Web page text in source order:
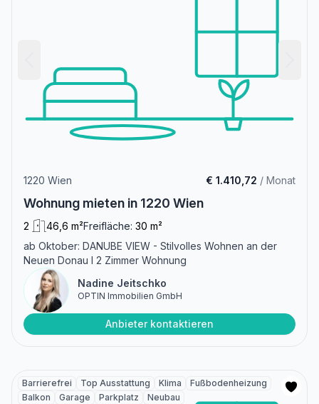
1220 Wien € 1.410,72 / Monat
Wohnung mieten in 1220 Wien
2 46,6 m²Freifläche: 30 m²
ab Oktober: DANUBE VIEW - Stilvolles Wohnen an der
Neuen Donau I 2 Zimmer Wohnung
Nadine Jeitschko
OPTIN Immobilien GmbH
Anbieter kontaktieren
Barrierefrei Top Ausstattung Klima
Fußbodenheizung
Balkon
Garage Parkplatz Neubau